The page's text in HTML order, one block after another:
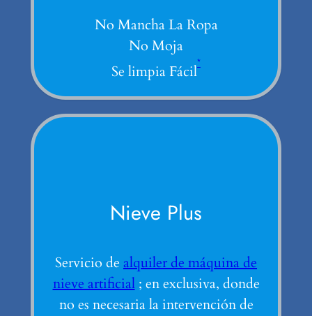
No Mancha La Ropa
No Moja
Se limpia Fácil*
Nieve Plus
Servicio de alquiler de máquina de
nieve artificial; en exclusiva, donde
no es necesaria la intervención de